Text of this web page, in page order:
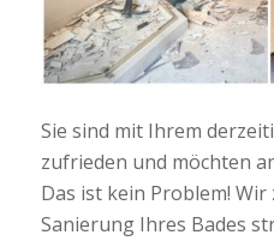
Sie sind mit Ihrem
zufrieden und möchten
Das ist kein Problem!
Sanierung Ihres Bades